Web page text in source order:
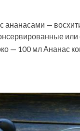
ананасами —
— 100 мл Ананас